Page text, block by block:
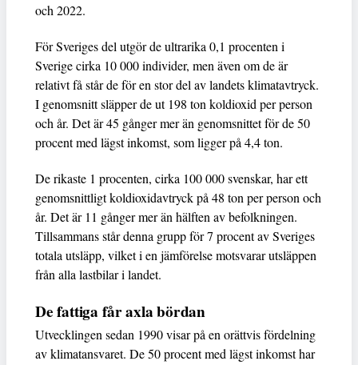
och 2022.
För Sveriges del utgör de ultrarika 0,1 procenten i
Sverige cirka 10 000 individer, men även om de är
relativt få står de för en stor del av landets klimatavtryck.
I genomsnitt släpper de ut 198 ton koldioxid per person
och år. Det är 45 gånger mer än genomsnittet för de 50
procent med lägst inkomst, som ligger på 4,4 ton.
De rikaste 1 procenten, cirka 100 000 svenskar, har ett
genomsnittligt koldioxidavtryck på 48 ton per person och
år. Det är 11 gånger mer än hälften av befolkningen.
Tillsammans står denna grupp för 7 procent av Sveriges
totala utsläpp, vilket i en jämförelse motsvarar utsläppen
från alla lastbilar i landet.
De fattiga får axla bördan
Utvecklingen sedan 1990 visar på en orättvis fördelning
av klimatansvaret. De 50 procent med lägst inkomst har